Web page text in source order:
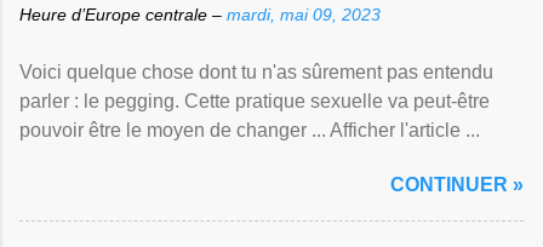
Heure d’Europe centrale – mardi, mai 09, 2023
Voici quelque chose dont tu n'as sûrement pas entendu
parler : le pegging. Cette pratique sexuelle va peut-être
pouvoir être le moyen de changer ... Afficher l'article ...
CONTINUER »